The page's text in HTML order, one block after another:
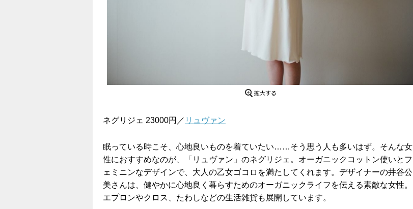
ネグリジェ 23000円／ リュヴァン
眠っている時こそ、心地良いものを着ていたい……そう思う人も多いはず。そんな女
性におすすめなのが、「リュヴァン」のネグリジェ。オーガニックコットン使いとフ
ェミニンなデザインで、大人の乙女ゴコロを満たしてくれます。デザイナーの井谷公
美さんは、健やかに心地良く暮らすためのオーガニックライフを伝える素敵な女性。
エプロンやクロス、たわしなどの生活雑貨も展開しています。